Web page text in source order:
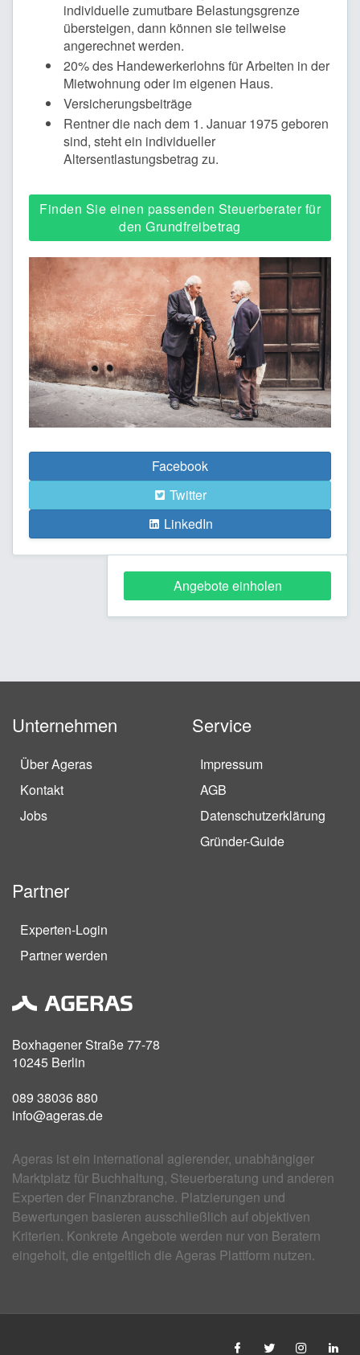
individuelle zumutbare Belastungsgrenze
übersteigen, dann können sie teilweise
angerechnet werden.
20% des Handewerkerlohns für Arbeiten in der
Mietwohnung oder im eigenen Haus.
Versicherungsbeiträge
Rentner die nach dem 1. Januar 1975 geboren
sind, steht ein individueller
Altersentlastungsbetrag zu.
Finden Sie einen passenden Steuerberater für
den Grundfreibetrag
Facebook
Twitter
LinkedIn
Angebote einholen
Unternehmen
Über Ageras
Kontakt
Jobs
Service
Impressum
AGB
Datenschutzerklärung
Gründer-Guide
Partner
Experten-Login
Partner werden
Boxhagener Straße 77-78
10245 Berlin
089 38036 880
info@ageras.de
Ageras ist ein international agierender, unabhängiger
Marktplatz für Buchhaltung, Steuerberatung und anderen
Experten der Finanzbranche. Platzierungen und
Bewertungen basieren ausschließlich auf objektiven
Kriterien. Konkrete Angebote werden nur von Beratern
eingeholt, die entgeltlich die Ageras Plattform nutzen.